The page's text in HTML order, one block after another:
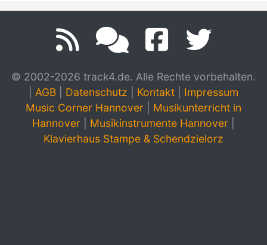
© 2002-2026 track4.de. Alle Rechte vorbehalten.
AGB Datenschutz Kontakt
Impressum
Music Corner Hannover
Musikunterricht in
Hannover
Musikinstrumente Hannover
Klavierhaus Stampe & Schendzielorz